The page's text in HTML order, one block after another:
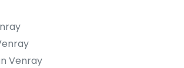
Venray